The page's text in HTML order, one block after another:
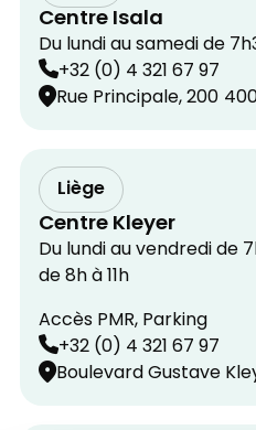
Centre Isala
Du lundi au samedi de
+32 (0) 4 321 67 97
Rue Principale, 200
Liège
Centre Kleyer
Du lundi au vendredi de
de 8h à 11h
Accès PMR, Parking
+32 (0) 4 321 67 97
Boulevard Gustave